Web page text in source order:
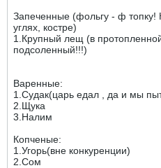
Запеченные (фольгу - ф топку!
углях, костре)
1.Крупный лещ (в
подсоленный!!!)
Варенные:
1.Судак(царь едал , да и мы
2.Щука
3.Налим
Копченые:
1.Угорь(вне конкуренции)
2.Сом